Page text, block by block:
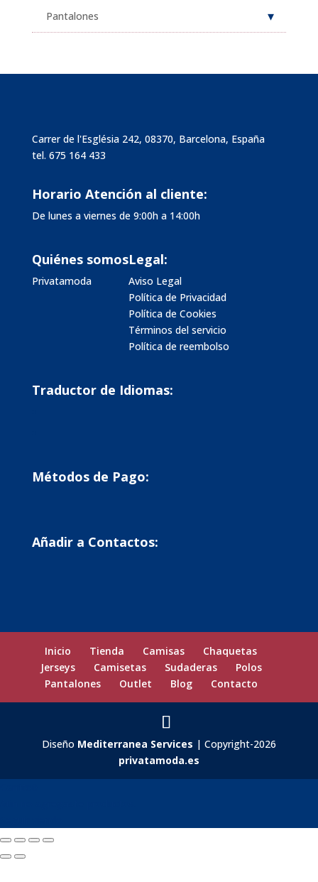
Pantalones
Carrer de l'Església 242, 08370, Barcelona, España
tel. 675 164 433
Horario Atención al cliente:
De lunes a viernes de 9:00h a 14:00h
Quiénes somos
Privatamoda
Legal:
Aviso Legal
Política de Privacidad
Política de Cookies
Términos del servicio
Política de reembolso
Traductor de Idiomas:
Métodos de Pago:
Añadir a Contactos:
Inicio Tienda Camisas
Chaquetas
Jerseys
Camisetas Sudaderas
Polos
Pantalones
Outlet Blog Contacto
Diseño Mediterranea Services | Copyright-2026
privatamoda.es